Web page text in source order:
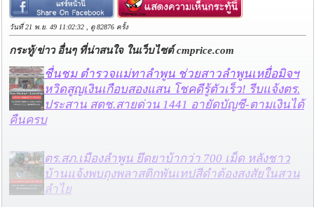
วันที่ 21 พ.ย. 49 11:02:32 , ดู 82876 ครั้ง
กระทู้/ข่าว อื่นๆ ที่น่าสนใจ ในเว็บไซต์ cmprice.com
ชื่นชม ตำรวจแม่ทาลำพูน ช่วยสาวลำพูนเหยื่อมิจฯ
หวิดสูญเงินเกือบสองแสน โชคดีรู้ตัวเร็ว! รีบแจ้งตร.
ประสาน สตช.สายด่วน 1441 อายัดบัญชี-ตามเงินได้
คืนครบ
ตร.สภ.เมืองลำพูน ยึดยาบ้ากว่า 700 เม็ด หลังชาว
บ้านแจ้งพบถุงพลาสติกพันเทปสีดำต้องสงสัยในสวน
ลำไย